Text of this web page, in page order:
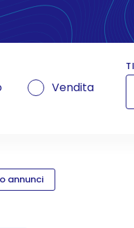
Vendita
annunci